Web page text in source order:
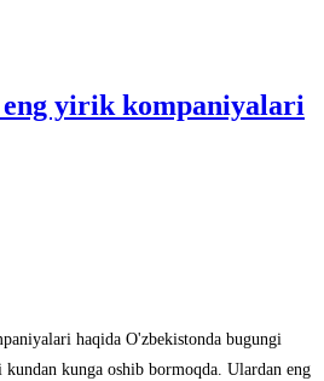
eng yirik kompaniyalari
haqida O'zbekistonda bugungi
kunga oshib bormoqda. Ulardan eng